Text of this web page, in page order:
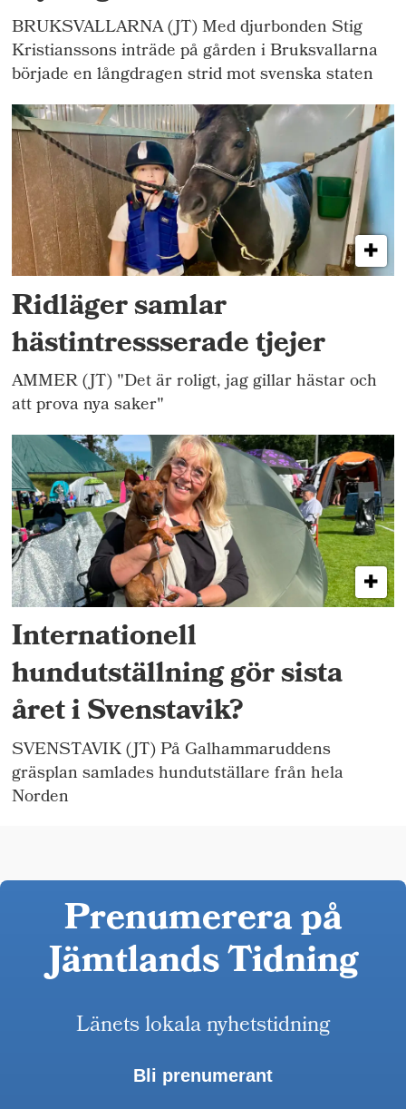
BRUKSVALLARNA (JT) Med djurbonden Stig
Kristianssons inträde på gården i Bruksvallarna
började en långdragen strid mot svenska staten
Ridläger samlar
hästintressserade tjejer
AMMER (JT) "Det är roligt, jag gillar hästar och
att prova nya saker"
Internationell
hundutställning gör sista
året i Svenstavik?
SVENSTAVIK (JT) På Galhammaruddens
gräsplan samlades hundutställare från hela
Norden
Prenumerera på
Jämtlands Tidning
Länets lokala nyhetstidning
Bli prenumerant